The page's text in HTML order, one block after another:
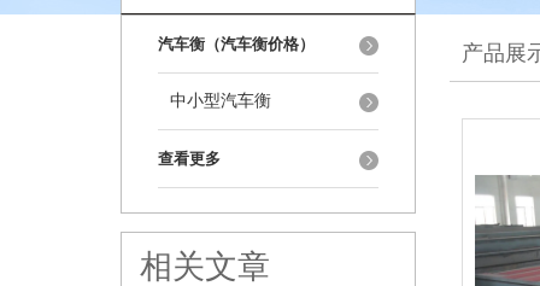
汽车衡（汽车衡价格）
中小型汽车衡
查看更多
相关文章
产品展